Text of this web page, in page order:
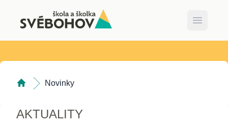
Open
Novinky
AKTUALITY